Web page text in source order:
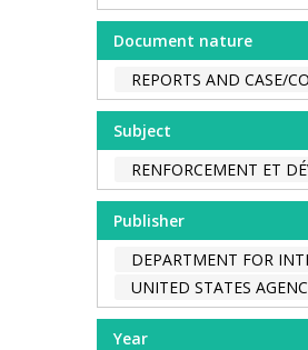
Document nature
REPORTS AND CASE/
Subject
RENFORCEMENT ET
Publisher
DEPARTMENT FOR
UNITED STATES
Year